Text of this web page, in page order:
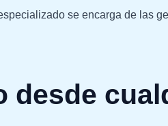
se encarga de las
desde